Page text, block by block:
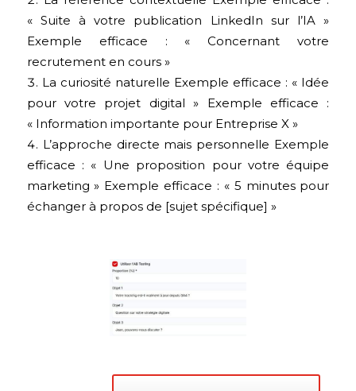
« Suite à votre publication LinkedIn sur l’IA »
Exemple efficace : « Concernant votre
recrutement en cours »
La curiosité naturelle Exemple efficace : « Idée
pour votre projet digital » Exemple efficace :
« Information importante pour Entreprise X »
L’approche directe mais personnelle Exemple
efficace : « Une proposition pour votre équipe
marketing » Exemple efficace : « 5 minutes pour
échanger à propos de [sujet spécifique] »